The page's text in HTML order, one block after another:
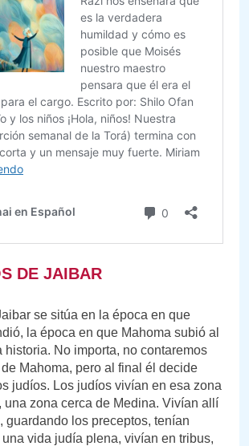
DE JAIBAR
se sitúa en la época en que
la época en que Mahoma subió al
historia. No importa, no contaremos
Mahoma, pero al final él decide
judíos. Los judíos vivían en esa zona
una zona cerca de Medina. Vivían allí
guardando los preceptos, tenían
vida judía plena, vivían en tribus,